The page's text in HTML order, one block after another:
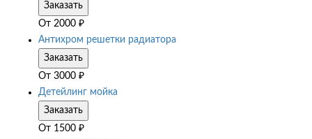
Заказать
От 2000 ₽
Антихром решетки радиатора
Заказать
От 3000 ₽
Детейлинг мойка
Заказать
От 1500 ₽